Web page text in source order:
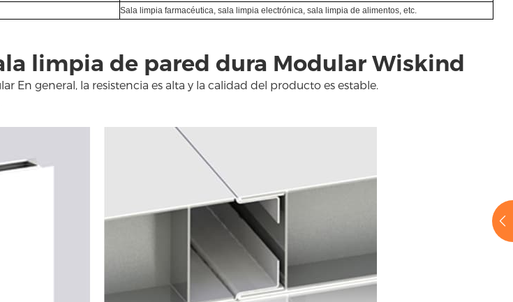
Sala limpia farmacéutica, sala limpia electrónica, sala limpia de alimentos, etc.
limpia de pared dura Modular Wiskind
En general, la resistencia es alta y la calidad del producto es estable.